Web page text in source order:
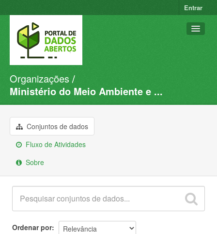
Entrar
Conjuntos de dados
Organizações
Sobre
Organizações
Ministério do Meio Ambiente e ...
Conjuntos de dados
Fluxo de Atividades
Sobre
Ordenar por